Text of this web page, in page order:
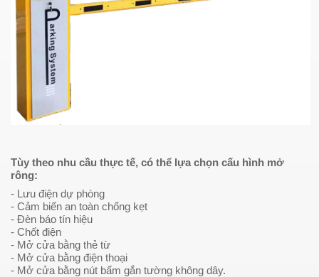
Tùy theo nhu cầu thực tế, có thể lựa chọn cấu hình mở
rông:
- Lưu điện dự phòng
- Cảm biến an toàn chống kẹt
- Đèn báo tín hiệu
- Chốt điện
- Mở cửa bằng thẻ từ
- Mở cửa bằng điện thoại
- Mở cửa bằng nút bấm gắn tường không dây.